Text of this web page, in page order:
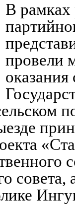
В рамках
провели
совета,